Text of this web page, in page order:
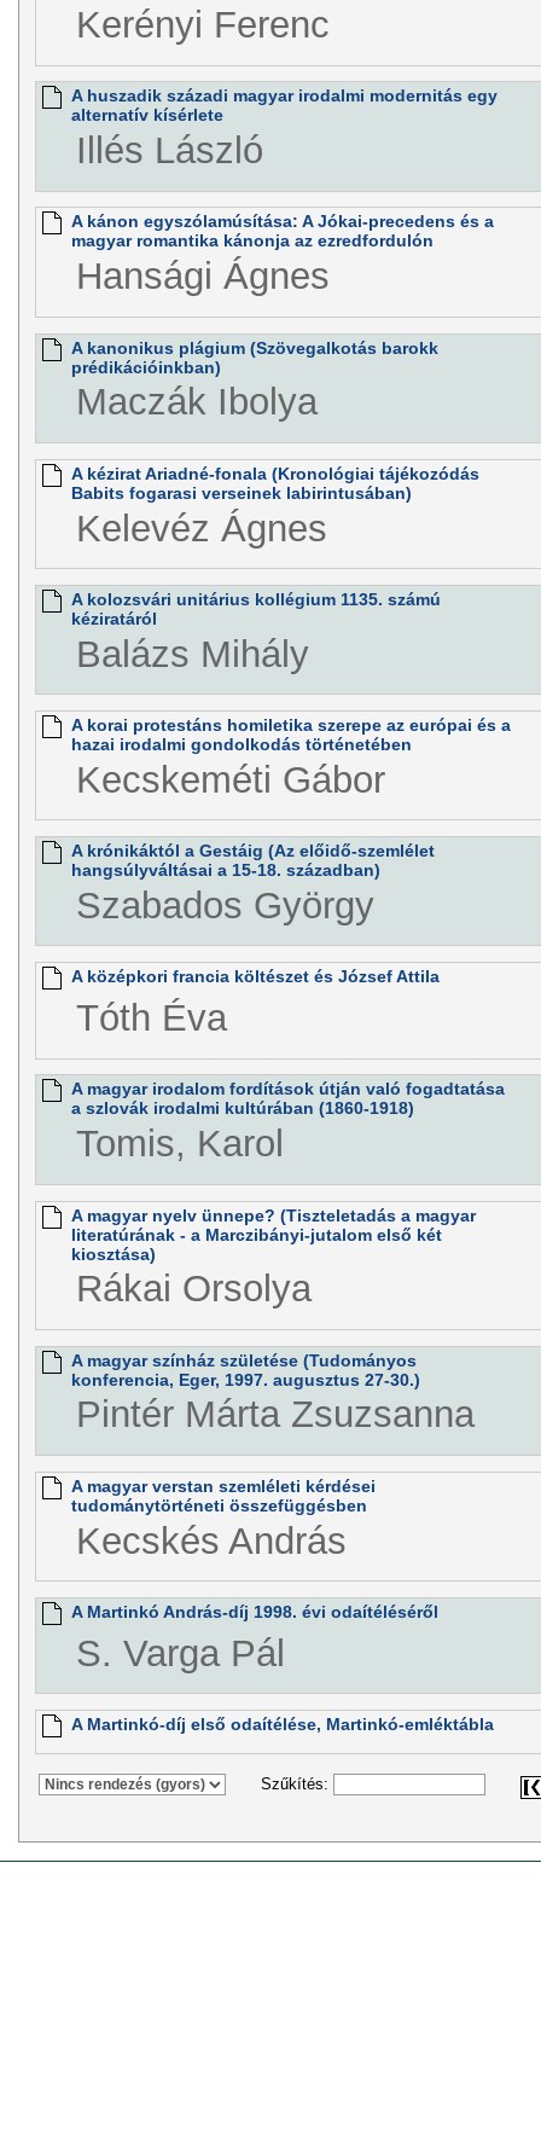
Kerényi Ferenc
A huszadik századi magyar irodalmi modernitás egy
alternatív kísérlete
Illés László
A kánon egyszólamúsítása: A Jókai-precedens és a
magyar romantika kánonja az ezredfordulón
Hansági Ágnes
A kanonikus plágium (Szövegalkotás barokk
prédikációinkban)
Maczák Ibolya
A kézirat Ariadné-fonala (Kronológiai tájékozódás
Babits fogarasi verseinek labirintusában)
Kelevéz Ágnes
A kolozsvári unitárius kollégium 1135. számú
kéziratáról
Balázs Mihály
A korai protestáns homiletika szerepe az európai és a
hazai irodalmi gondolkodás történetében
Kecskeméti Gábor
A krónikáktól a Gestáig (Az előidő-szemlélet
hangsúlyváltásai a 15-18. században)
Szabados György
A középkori francia költészet és József Attila
Tóth Éva
A magyar irodalom fordítások útján való fogadtatása
a szlovák irodalmi kultúrában (1860-1918)
Tomis, Karol
A magyar nyelv ünnepe? (Tiszteletadás a magyar
literatúrának - a Marczibányi-jutalom első két
kiosztása)
Rákai Orsolya
A magyar színház születése (Tudományos
konferencia, Eger, 1997. augusztus 27-30.)
Pintér Márta Zsuzsanna
A magyar verstan szemléleti kérdései
tudománytörténeti összefüggésben
Kecskés András
A Martinkó András-díj 1998. évi odaítéléséről
S. Varga Pál
A Martinkó-díj első odaítélése, Martinkó-emléktábla
Szűkítés: